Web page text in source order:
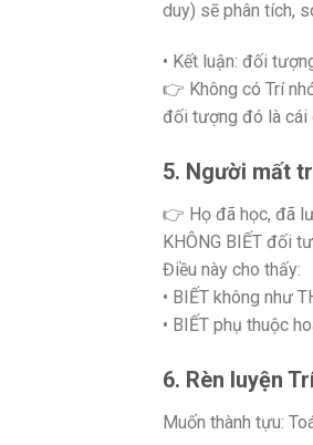
duy) sẽ phân tích,
• Kết luận: đối
👉 Không có Trí
đối tượng đó là cái
5. Người mất
👉 Họ đã học, đã
KHÔNG BIẾT đối
Điều này cho thấy:
• BIẾT không như
• BIẾT phụ thuộc
6. Rèn luyện
Muốn thành tựu: